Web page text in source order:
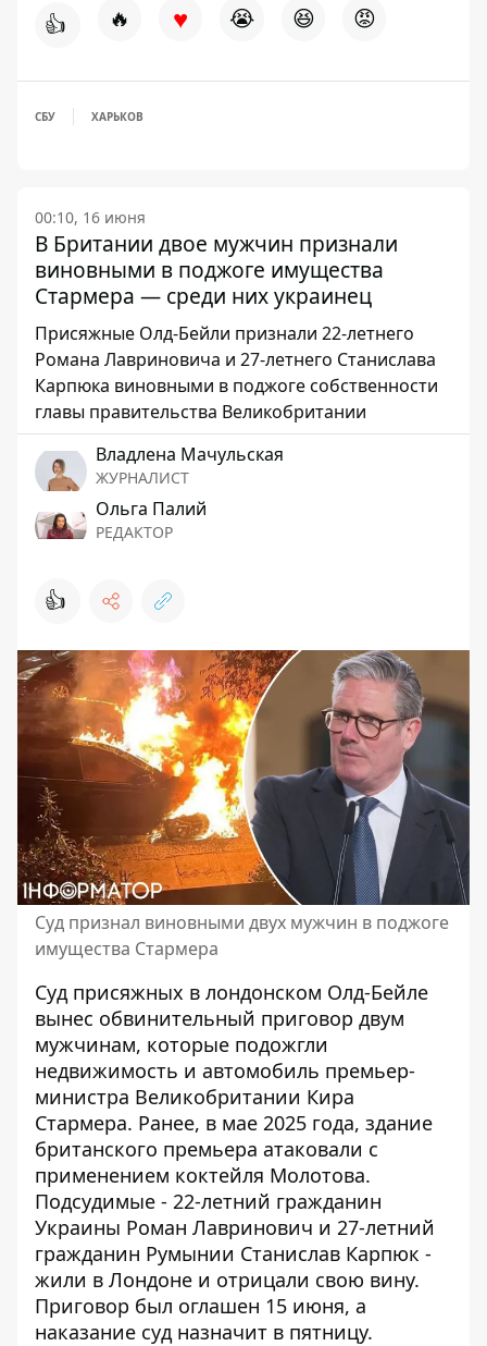
👍 🔥 ♥ 😭 😆 😡
СБУ ХАРЬКОВ
00:10, 16 июня
В Британии двое мужчин признали
виновными в поджоге имущества
Стармера — среди них украинец
Присяжные Олд-Бейли признали 22-летнего
Романа Лавриновича и 27-летнего Станислава
Карпюка виновными в поджоге собственности
главы правительства Великобритании
Владлена Мачульская
ЖУРНАЛИСТ
Ольга Палий
РЕДАКТОР
👍
Суд признал виновными двух мужчин в поджоге
имущества Стармера
Суд присяжных в лондонском Олд-Бейле
вынес обвинительный приговор двум
мужчинам, которые подожгли
недвижимость и автомобиль премьер-
министра Великобритании Кира
Стармера. Ранее, в мае 2025 года, здание
британского премьера атаковали с
применением коктейля Молотова.
Подсудимые - 22-летний гражданин
Украины Роман Лавринович и 27-летний
гражданин Румынии Станислав Карпюк -
жили в Лондоне и отрицали свою вину.
Приговор был оглашен 15 июня, а
наказание суд назначит в пятницу.